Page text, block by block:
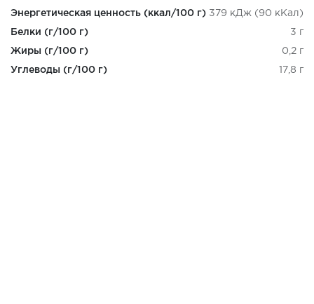
Энергетическая ценность (ккал/100 г) 379 кДж (90 кКал)
Белки (г/100 г) 3 г
Жиры (г/100 г) 0,2 г
Углеводы (г/100 г) 17,8 г